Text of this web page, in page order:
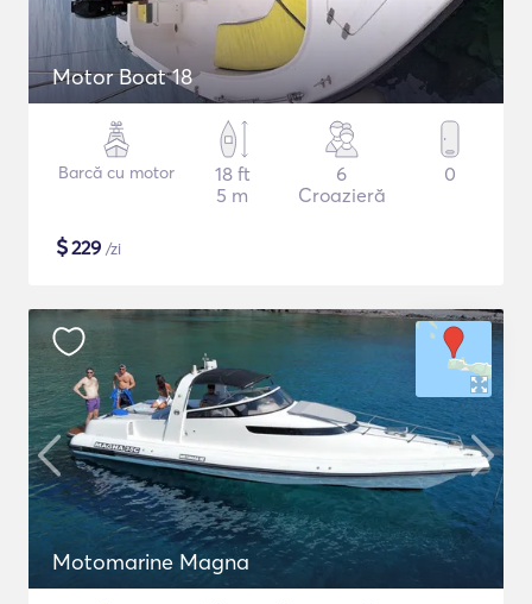
Motor Boat 18
Barcă cu motor
18 ft
5 m
6
Croazieră
0
$229 /zi
Motomarine Magna